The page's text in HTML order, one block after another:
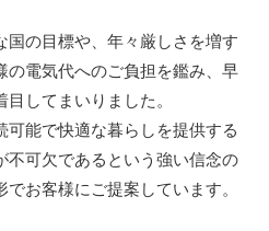
国の目標や、年々厳しさを増す
の電気代へのご負担を鑑み、早
してまいりました。
可能で快適な暮らしを提供する
不可欠であるという強い信念の
お客様にご提案しています。